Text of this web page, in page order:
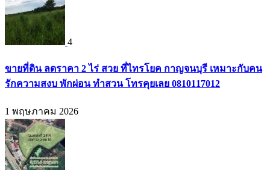
4
ขายที่ดิน ลดราคา 2 ไร่ สวย ที่ไทรโยค กาญจนบุรี เหมาะกับคน
รักความสงบ พักผ่อน ทำสวน โทรคุยเลย 0810117012
1 พฤษภาคม 2026